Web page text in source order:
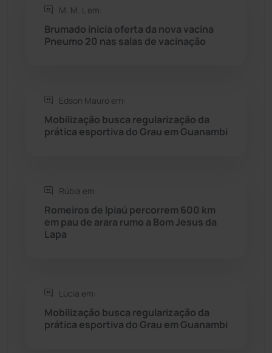
Rio do Antônio
Rio do Pires
Seabra
Sudoeste Baiano (1530)
Tecnologia
M. M. L em:
Brumado inicia oferta da nova vacina
Pneumo 20 nas salas de vacinação
Edson Mauro em:
Mobilização busca regularização da
prática esportiva do Grau em Guanambi
Rúbia em:
Romeiros de Ipiaú percorrem 600 km
em pau de arara rumo a Bom Jesus da
Lapa
Lúcia em:
Mobilização busca regularização da
prática esportiva do Grau em Guanambi